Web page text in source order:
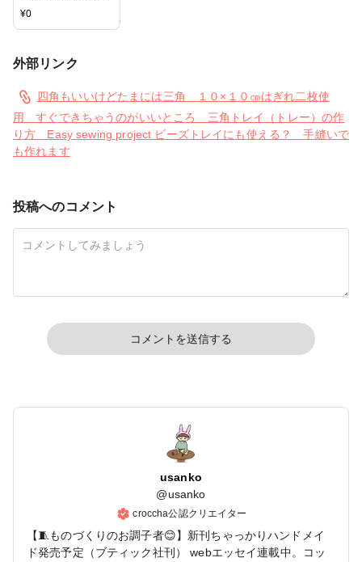
います
¥0
外部リンク
四角もいいけどたまには三角 １０×１０㎝はぎれ二枚使
用 すぐできちゃうのがいいところ 三角トレイ（トレー）の作
り方 Easy sewing project ビーズトレイにも使える？ 手縫いで
も作れます
投稿へのコメント
コメントを送信する
usanko
@usanko
croccha公認クリエイター
【🧵ものづくりのお調子者😊】新刊ちゃっかりハンドメイ
ド発売予定（ブティック社刊） webエッセイ連載中。コッ